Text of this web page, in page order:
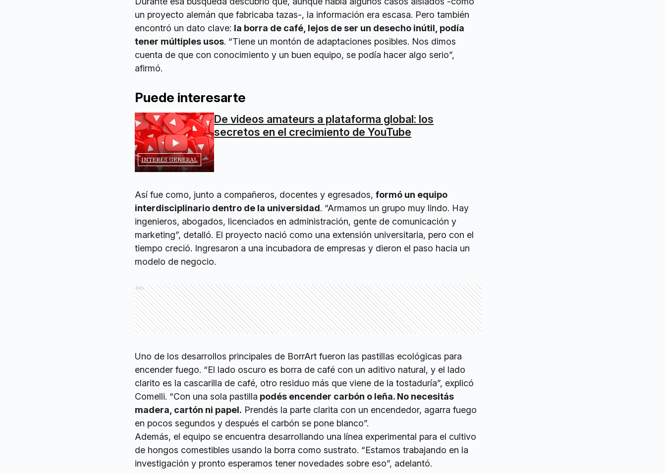
un proyecto alemán que fabricaba tazas-, la información era escasa. Pero también
encontró un dato clave: la borra de café, lejos de ser un desecho inútil, podía
tener múltiples usos. “Tiene un montón de adaptaciones posibles. Nos dimos
cuenta de que con conocimiento y un buen equipo, se podía hacer algo serio”,
afirmó.
Puede interesarte
INTERÉS GENERAL
De videos amateurs a plataforma global: los
secretos en el crecimiento de YouTube
Así fue como, junto a compañeros, docentes y egresados, formó un equipo
interdisciplinario dentro de la universidad. “Armamos un grupo muy lindo. Hay
ingenieros, abogados, licenciados en administración, gente de comunicación y
marketing”, detalló. El proyecto nació como una extensión universitaria, pero con el
tiempo creció. Ingresaron a una incubadora de empresas y dieron el paso hacia un
modelo de negocio.
Ads
Uno de los desarrollos principales de BorrArt fueron las pastillas ecológicas para
encender fuego. “El lado oscuro es borra de café con un aditivo natural, y el lado
clarito es la cascarilla de café, otro residuo más que viene de la tostaduría”, explicó
Comelli. “Con una sola pastilla podés encender carbón o leña. No necesitás
madera, cartón ni papel. Prendés la parte clarita con un encendedor, agarra fuego
en pocos segundos y después el carbón se pone blanco”.
Además, el equipo se encuentra desarrollando una línea experimental para el cultivo
de hongos comestibles usando la borra como sustrato. “Estamos trabajando en la
investigación y pronto esperamos tener novedades sobre eso”, adelantó.